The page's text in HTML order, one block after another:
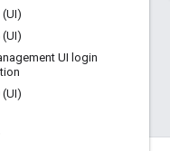
(UI)
(UI)
UI login
(UI)